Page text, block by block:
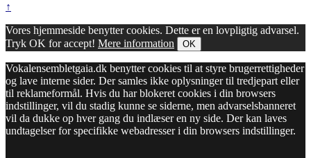
↑
Vores hjemmeside benytter cookies. Dette er en lovpligtig advarsel.
Tryk OK for accept! Mere information OK
Vokalensembletgaia.dk benytter cookies til at styre brugerrettigheder
og lave interne sider. Der samles ikke oplysninger til tredjepart eller
til reklameformål. Hvis du har blokeret cookies i din browsers
indstillinger, vil du stadig kunne se siderne, men advarselsbanneret
vil da dukke op hver gang du indlæser en ny side. Der kan laves
undtagelser for specifikke webadresser i din browsers indstillinger.